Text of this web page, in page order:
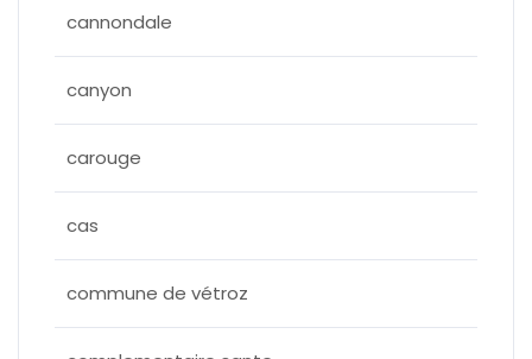
cannondale
canyon
carouge
cas
commune de vétroz